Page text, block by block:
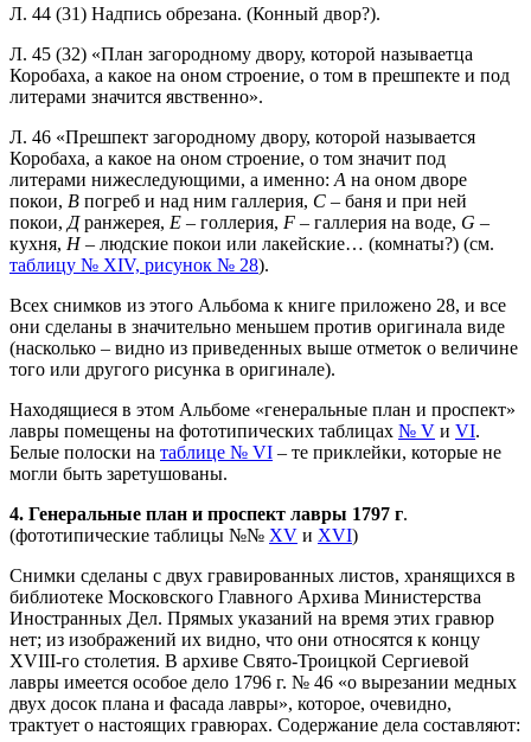
Л. 44 (31) Надпись обрезана. (Конный двор?).
Л. 45 (32) «План загородному двору, которой называетца
Коробаха, а какое на оном строение, о том в прешпекте и под
литерами значится явственно».
Л. 46 «Прешпект загородному двору, которой называется
Коробаха, а какое на оном строение, о том значит под
литерами нижеследующими, а именно: А на оном дворе
покои, В погреб и над ним галлерия, С – баня и при ней
покои, Дранжерея, Е – голлерия, F – галлерия на воде, G –
кухня, Н– людские покои или лакейские… (комнаты?) (см.
таблицу № XIV, рисунок № 28).
Всех снимков из этого Альбома к книге приложено 28, и все
они сделаны в значительно меньшем против оригинала виде
(насколько – видно из приведенных выше отметок о величине
того или другого рисунка в оригинале).
Находящиеся в этом Альбоме «генеральные план и проспект»
лавры помещены на фототипических таблицах № V и VI.
Белые полоски на таблице № VI – те приклейки, которые не
могли быть заретушованы.
4. Генеральные план и проспект лавры 1797 г.
(фототипические таблицы №№ XV и XVI)
Снимки сделаны с двух гравированных листов, хранящихся в
библиотеке Московского Главного Архива Министерства
Иностранных Дел. Прямых указаний на время этих гравюр
нет; из изображений их видно, что они относятся к концу
XVIII-го столетия. В архиве Свято-Троицкой Сергиевой
лавры имеется особое дело 1796 г. № 46 «о вырезании медных
двух досок плана и фасада лавры», которое, очевидно,
трактует о настоящих гравюрах. Содержание дела составляют: